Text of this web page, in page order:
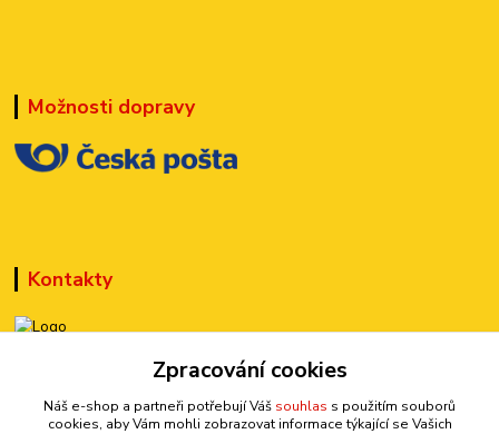
Možnosti dopravy
Kontakty
+420 777 899 301Zpracování cookies
Náš e-shop a partneři potřebují Váš souhlas s použitím souborů
cookies, aby Vám mohli zobrazovat informace týkající se Vašich